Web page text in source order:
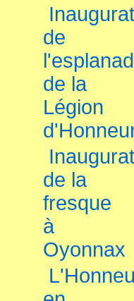
de
de la
Légion
de la
fresque
à
Oyonnax